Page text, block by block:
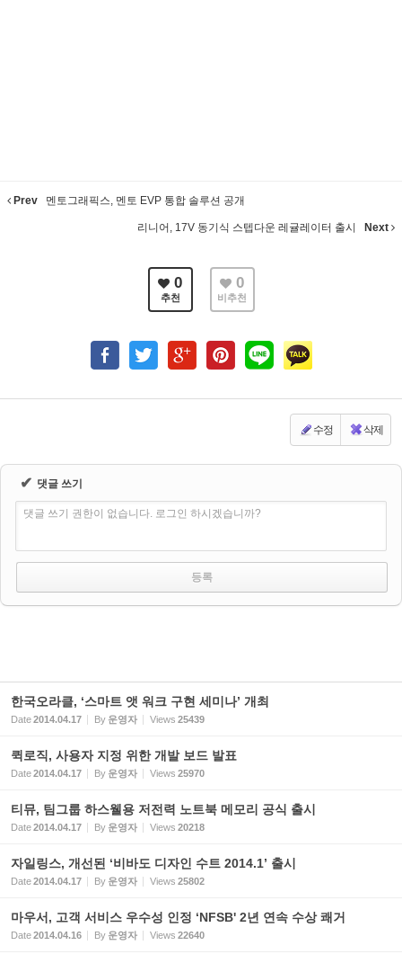
Prev 멘토그래픽스, 멘토 EVP 통합 솔루션 공개
리니어, 17V 동기식 스텝다운 레귤레이터 출시 Next
0
추천
0
비추천
수정 삭제
✔ 댓글 쓰기
댓글 쓰기 권한이 없습니다. 로그인 하시겠습니까?
한국오라클, ‘스마트 앳 워크 구현 세미나’ 개최
Date2014.04.17 By 운영자 Views 25439
퀵로직, 사용자 지정 위한 개발 보드 발표
Date2014.04.17 By 운영자 Views 25970
티뮤, 팀그룹 하스웰용 저전력 노트북 메모리 공식 출시
Date2014.04.17 By 운영자 Views 20218
자일링스, 개선된 ‘비바도 디자인 수트 2014.1’ 출시
Date2014.04.17 By 운영자 Views 25802
마우서, 고객 서비스 우수성 인정 ‘NFSB' 2년 연속 수상 쾌거
Date2014.04.16 By 운영자 Views 22640